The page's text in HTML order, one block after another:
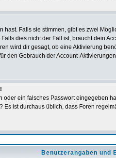
Falls sie stimmen, gibt es zwei
dies nicht der Fall ist, braucht dein
wird dir gesagt, ob eine Aktivierung
den Gebrauch der Account-
ein falsches Passwort eingegeben
ist durchaus üblich, dass Foren
Benutzerangaben und